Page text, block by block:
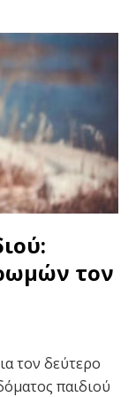
τον
τον δεύτερο
παιδιού